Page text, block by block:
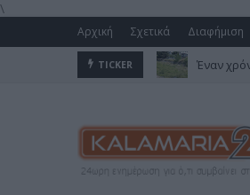
\
Αρχική Σχετικά Διαφήμιση
TICKER Έναν